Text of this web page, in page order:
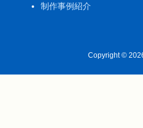
制作事例紹介
Copyright ©